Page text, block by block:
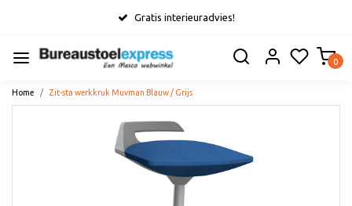
Gratis interieuradvies!
0
Home Zit-sta werkkruk Muvman Blauw / Grijs